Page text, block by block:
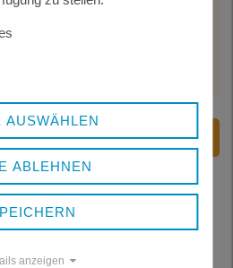
4500
freyung-kinderarzt
AUSWÄHLEN
ABLEHNEN
anzeigen